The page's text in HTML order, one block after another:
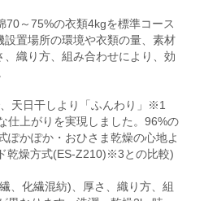
～75%の衣類4kgを標準コース
置場所の環境や衣類の量、素材
織り方、組み合わせにより、効
天日干しより「ふんわり」※1
仕上がりを実現しました。96%の
ぽかぽか・おひさま乾燥の心地よ
乾燥方式(ES-Z210)※3との比較)
、化繊混紡)、厚さ、織り方、組